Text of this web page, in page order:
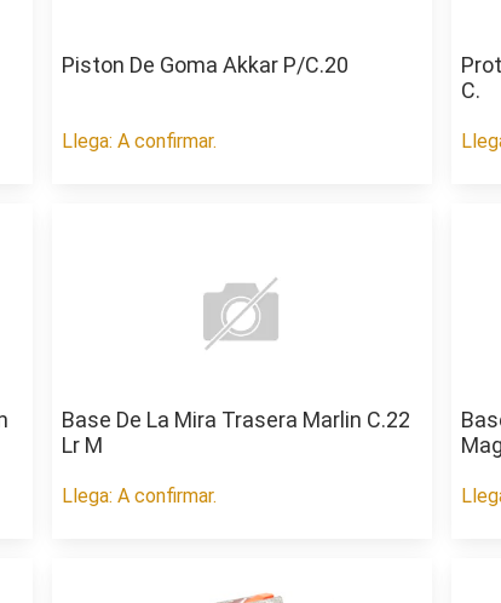
Piston De Goma Akkar P/C.20
Llega: A confirmar.
C.
Base De La Mira Trasera Marlin C.22
Lr M
Llega: A confirmar.